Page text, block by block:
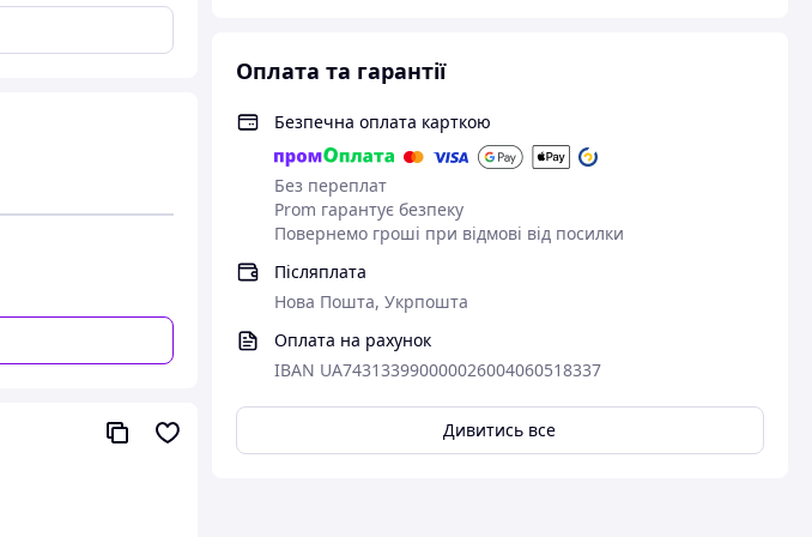
Оплата та гарантії
Безпечна оплата карткою
Без переплат
Prom гарантує безпеку
Повернемо гроші при відмові від посилки
Післяплата
Нова Пошта, Укрпошта
Оплата на рахунок
IBAN UA743133990000026004060518337
Дивитись все